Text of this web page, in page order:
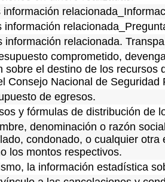
información
información
información relacionada.
comprometido,
sobre el destino de los
Consejo Nacional de Seguridad
de egresos.
y fórmulas de distribución de
denominación o razón
condonado, o cualquier
los montos respectivos.
la información estadística